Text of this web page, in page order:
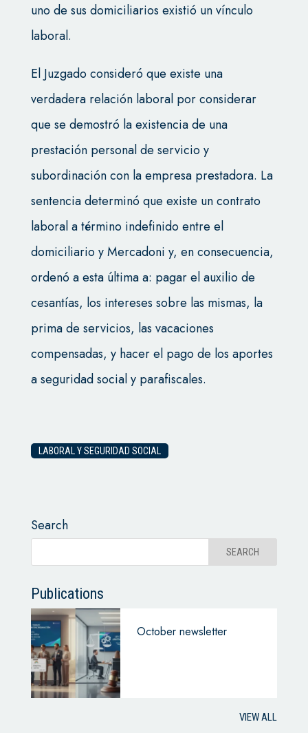
uno de sus domiciliarios existió un vínculo
laboral.
El Juzgado consideró que existe una
verdadera relación laboral por considerar
que se demostró la existencia de una
prestación personal de servicio y
subordinación con la empresa prestadora. La
sentencia determinó que existe un contrato
laboral a término indefinido entre el
domiciliario y Mercadoni y, en consecuencia,
ordenó a esta última a: pagar el auxilio de
cesantías, los intereses sobre las mismas, la
prima de servicios, las vacaciones
compensadas, y hacer el pago de los aportes
a seguridad social y parafiscales.
LABORAL Y SEGURIDAD SOCIAL
Search
Publications
October newsletter
VIEW ALL